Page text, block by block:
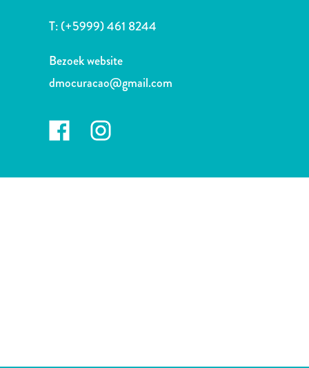
Stranden
Winkelgebieden
verblijven
T:(+5999) 461 8244
Bezoek website
dmocuracao@gmail.com